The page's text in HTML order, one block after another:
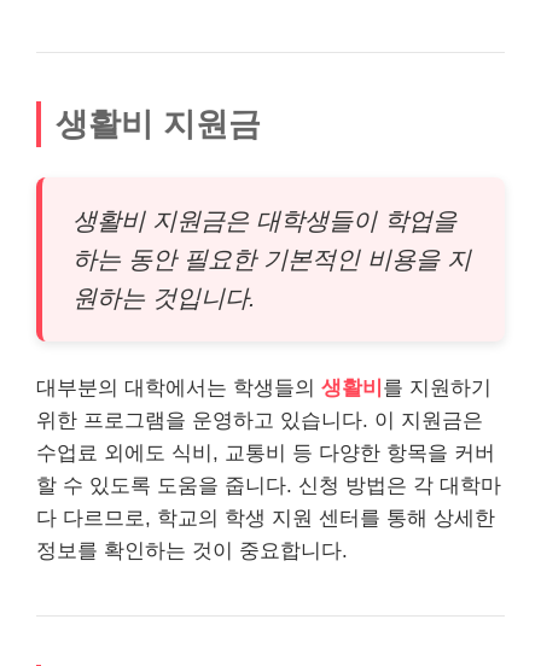
생활비 지원금
생활비 지원금은 대학생들이 학업을
하는 동안 필요한 기본적인 비용을 지
원하는 것입니다.
대부분의 대학에서는 학생들의 생활비 를 지원하기
위한 프로그램을 운영하고 있습니다. 이 지원금은
수업료 외에도 식비, 교통비 등 다양한 항목을 커버
할 수 있도록 도움을 줍니다. 신청 방법은 각 대학마
다 다르므로, 학교의 학생 지원 센터를 통해 상세한
정보를 확인하는 것이 중요합니다.